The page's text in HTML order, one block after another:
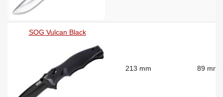
SOG Vulcan Black
213 mm 89 mm